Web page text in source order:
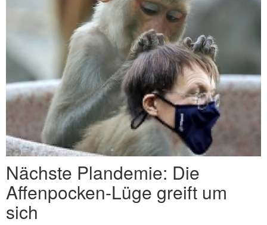
Nächste Plandemie: Die
Affenpocken-Lüge greift um
sich